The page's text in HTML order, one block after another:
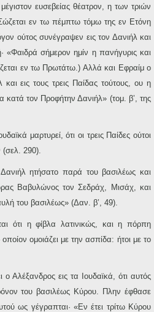
ευσεβείας θέατρον, η των τριών
εν τω πέμπτω τόμω της εν Ετόνη
ούτος συνέγραψεν εις τον Δανιήλ και
«Φαιδρά σήμερον ημίν η πανήγυρις και
εν τω Πρωτάτω.) Αλλά και Εφραίμ ο
εις τους τρεις Παίδας τούτους, ου η
τον Προφήτην Δανιήλ» (τομ. β’, της
μαρτυρεί, ότι οι τρεις Παίδες ούτοι
(σελ. 290).
ητήσατο παρά του βασιλέως και
Βαβυλώνος τον Σεδράχ, Μισάχ, και
του βασιλέως» (Δαν. β’, 49).
ότι η φίβλα λατινικώς, και η πόρπη
ομοιάζει με την ασπίδα: ήτοι με το
ο Αλέξανδρος εις τα Ιουδαϊκά, ότι αυτός
του βασιλέως Κύρου. Πλην έφθασε
ως γέγραπται· «Εν έτει τρίτω Κύρου